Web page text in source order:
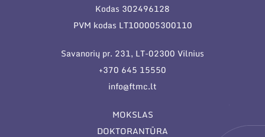
Kodas 302496128
PVM kodas LT100005300110
Savanorių pr. 231, LT-02300 Vilnius
+370 645 15550
info@ftmc.lt
MOKSLAS
DOKTORANTŪRA